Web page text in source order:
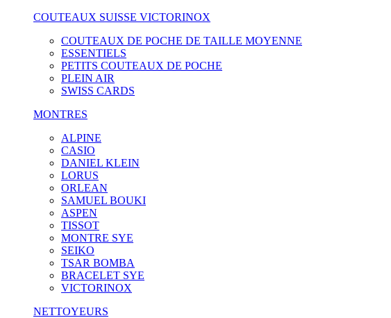
COUTEAUX SUISSE VICTORINOX
COUTEAUX DE POCHE DE TAILLE MOYENNE
ESSENTIELS
PETITS COUTEAUX DE POCHE
PLEIN AIR
SWISS CARDS
MONTRES
ALPINE
CASIO
DANIEL KLEIN
LORUS
ORLEAN
SAMUEL BOUKI
ASPEN
TISSOT
MONTRE SYE
SEIKO
TSAR BOMBA
BRACELET SYE
VICTORINOX
NETTOYEURS